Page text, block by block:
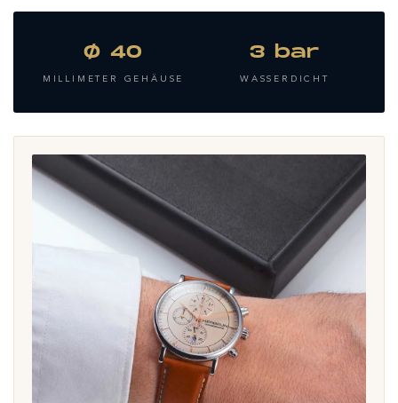
Ø 40
MILLIMETER GEHÄUSE
3 bar
WASSERDICHT